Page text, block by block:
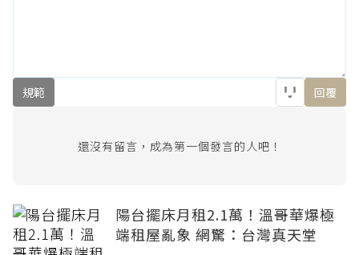
規範 回覆
還沒有留言，成為第一個發言的人吧！
陽台擺床月租2.1萬！溫哥華爆極
端租屋亂象 網驚：台灣真天堂